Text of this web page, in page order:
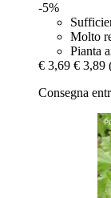
-5%
Molto
Pianta
€ 3,69 € 3,89
Consegna